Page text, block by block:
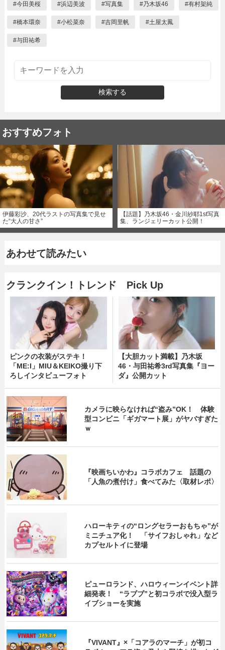
#今田美桜 #浜辺美波 #写真集 #乃木坂46 #有村架純
#橋本環奈 #小松菜奈 #吉岡里帆 #土屋太鳳
#与田祐希
検索する
おすすめフォト
伊藤彩沙、20代ラストの写真集で見せ
た“大人の甘さ”
【話題】乃木坂46・金川紗耶1st写真
集、ランジェリーカット公開！
あわせて読みたい
クランクイン！トレンド Pick Up
ピンクの衣装がステキ！
「ME:I」MIU＆KEIKO撮り下
ろしインタビューフォト
【大胆カット満載】乃木坂
46・与田祐希3rd写真集『ヨー
ダ』公開カット
カメラに映らなければ“盗み”OK！ 体験
型コンビニ「ギガマート展」がヤバすぎた
ｗ
『映画ちいかわ』コラボカフェ 話題の
「人魚の煮付け」食べてみた〈取材レポ〉
ハローキティの“ロングセラーおもちゃ”が
ミニチュア化！ 「サイフおしゃれ」など
カプセルトイに登場
ピューロランド、ハロウィーンイベント詳
細発表！ “ラブブ”と初コラボで没入型ラ
イブショーを実施
『VIVANT』×「コアラのマーチ」が初コ